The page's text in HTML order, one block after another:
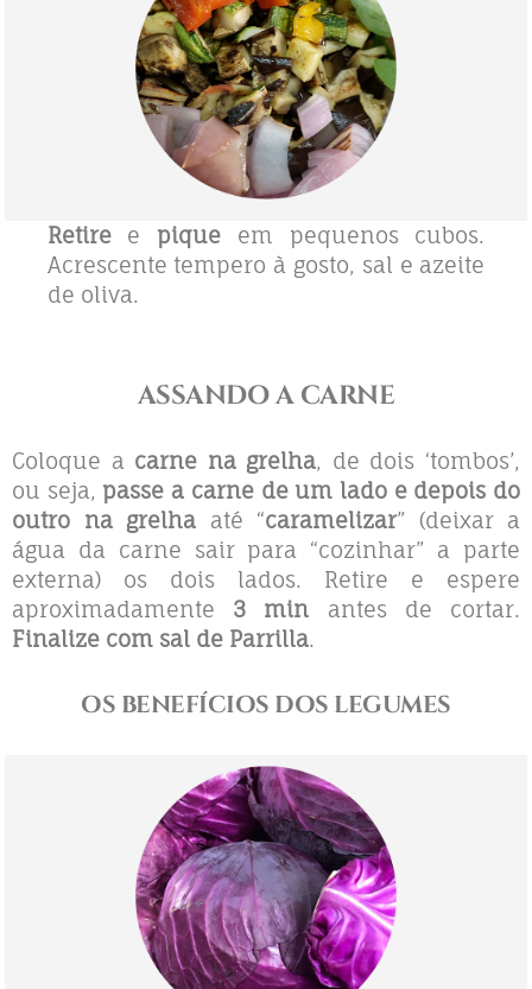
Retiree pique em pequenos cubos.
Acrescente tempero à gosto, sal e azeite
de oliva.
ASSANDO A CARNE
Coloque acarne na grelha, de dois ‘tombos’,
ou seja, passe a carne de um lado e depois do
outro na grelha até “caramelizar” (deixar a
água da carne sair para “cozinhar” a parte
externa) os dois lados. Retire e espere
aproximadamente 3 min antes de cortar.
Finalize com sal de Parrilla.
OS BENEFÍCIOS DOS LEGUMES